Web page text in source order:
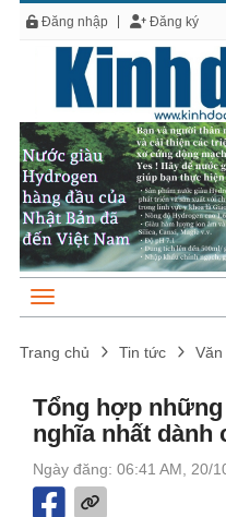
Đăng nhập Đăng ký
Trang chủ Tin tức
Tổng hợp
nghĩa nhất dành
Ngày đăng: 06:41 AM, 20/